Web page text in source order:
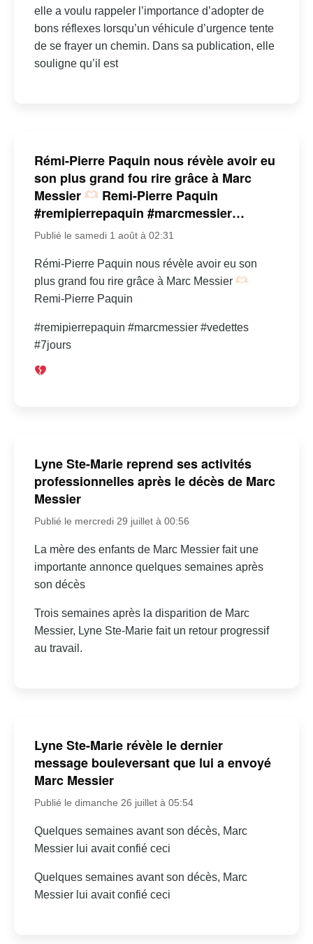
elle a voulu rappeler l’importance d’adopter de
bons réflexes lorsqu’un véhicule d’urgence tente
de se frayer un chemin. Dans sa publication, elle
souligne qu’il est
Rémi-Pierre Paquin nous révèle avoir eu
son plus grand fou rire grâce à Marc
Messier
Remi-Pierre Paquin
#remipierrepaquin #marcmessier…
Publié le samedi 1 août à 02:31
Rémi-Pierre Paquin nous révèle avoir eu son
plus grand fou rire grâce à Marc Messier
Remi-Pierre Paquin
#remipierrepaquin #marcmessier #vedettes
#7jours
Lyne Ste-Marie reprend ses activités
professionnelles après le décès de Marc
Messier
Publié le mercredi 29 juillet à 00:56
La mère des enfants de Marc Messier fait une
importante annonce quelques semaines après
son décès
Trois semaines après la disparition de Marc
Messier, Lyne Ste-Marie fait un retour progressif
au travail.
Lyne Ste-Marie révèle le dernier
message bouleversant que lui a envoyé
Marc Messier
Publié le dimanche 26 juillet à 05:54
Quelques semaines avant son décès, Marc
Messier lui avait confié ceci
Quelques semaines avant son décès, Marc
Messier lui avait confié ceci